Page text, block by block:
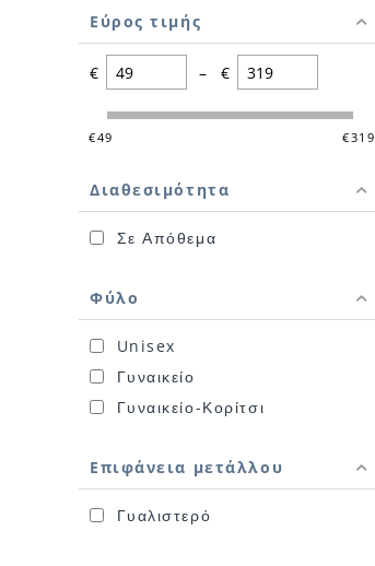
Εύρος τιμής
€ – €
‎€49 ‎€319
Διαθεσιμότητα
Σε Απόθεμα
Φύλο
Unisex
Γυναικείο
Γυναικείο-Κορίτσι
Επιφάνεια μετάλλου
Γυαλιστερό